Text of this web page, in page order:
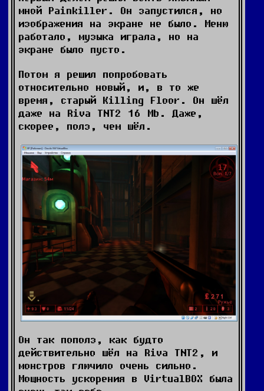
мной Painkiller. Он запустился, но
изображения на экране не было. Меню
работало, музыка играла, но на
экране было пусто.
Потом я решил попробовать
относительно новый, и, в то же
время, старый Killing Floor. Он шёл
даже на Riva TNT2 16 Mb. Даже,
скорее, полз, чем шёл.
Он так пополз, как будто
действительно шёл на Riva TNT2, и
монстров глючило очень сильно.
Мощность ускорения в VirtualBOX была